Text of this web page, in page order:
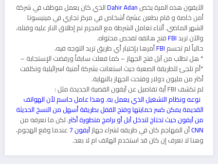
الآيفون هذه المرة يخصDahir Adanالذي كان يعمل موظف في شركة
أمن خاصة و قام بطعن عشرة أشخاص في مركز تجاري في مينيسوتا
الشهر الماضي. أثناء تعامل الشرطة مع المجرم تم إطلاق النار عليه وقتله،
والآن تريدFBIفتح هاتفه لفحص محتواه.
حالياً لم تحسمFBIأمرها بإختيار أي طريق تريد التوجه فيه،
* هل تطلب من آبل فتح الجهاز – كما فعلت سابقاً ورفضت الإستجابة –
*أم تلجئ للطريقة الصعبة حيث استعانت بشركة أمنية اسرائيلية وتكلفت
أكثر من مليون دولار وفتحت الجهاز بالنهاية.
لم تكشف FBI أية تفاصيل عن آيفون القضية الجديدة مثل :
نوعه ونظام التشغيل الذي يعمل به. وهذا عامل حاسم لأن الهواتف
القديمة يمكن كسر حمايتها وفتح القفل بطريقة أسهل من النسخ الحديثة
من آيفون حيث تحتاج لتدخل آبل أو برامج متطورة أكثر. لكن ما نعرفه من
CNNأن المهاجم كان في طريقه لشراء جهازآيفون 7 عندما وقع الهجوم،
وهنا لا نعرف إن كان قد استخدم الهاتف ام لا بعد.